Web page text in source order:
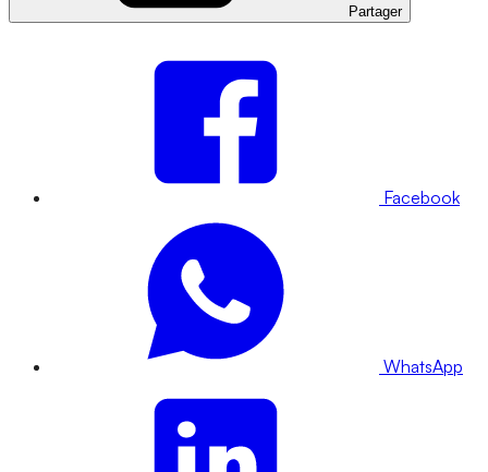
Partager
Facebook
WhatsApp